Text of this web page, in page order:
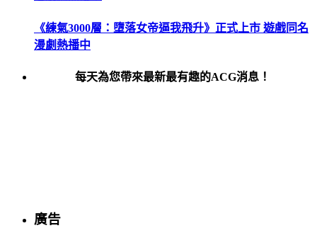
《練氣3000層：墮落女帝逼我飛升》正式上市 遊戲同名
漫劇熱播中
每天為您帶來最新最有趣的ACG消息！
廣告